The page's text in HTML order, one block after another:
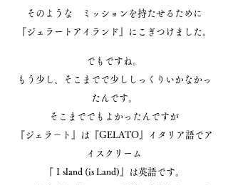
そのような ミッションを持たせるために
『ジェラートアイランド』にこぎつけました。
でもですね。
もう少し、そこまでで少ししっくりいかなかっ
たんです。
そこまででもよかったんですが
『ジェラ－ト』は『GELATO』イタリア語でア
イスクリーム
『Ｉsland (is Land)』は英語です。